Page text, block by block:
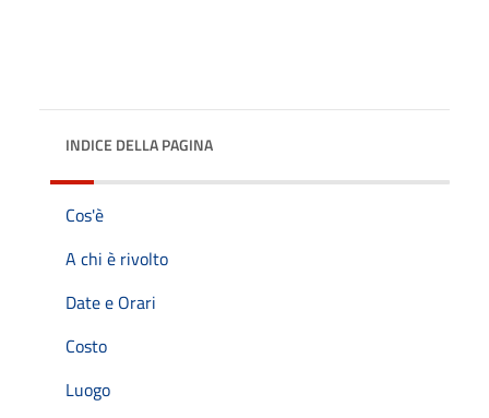
INDICE DELLA PAGINA
Cos'è
A chi è rivolto
Date e Orari
Costo
Luogo